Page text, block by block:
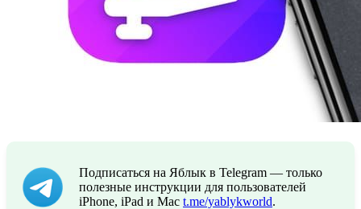
Подписаться на Яблык в Telegram — только
полезные инструкции для пользователей
iPhone, iPad и Mac t.me/yablykworld.